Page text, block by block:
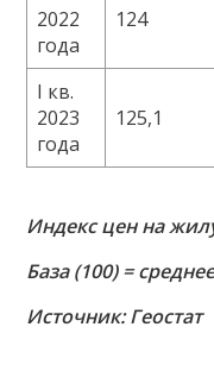
2022
года
124
I кв.
2023
года
125,1
Индекс цен на
База (100) =
Источник: Геостат